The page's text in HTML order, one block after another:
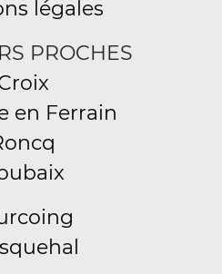
légales
PROCHES
en Ferrain